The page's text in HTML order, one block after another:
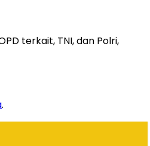
terkait, TNI, dan Polri,
.